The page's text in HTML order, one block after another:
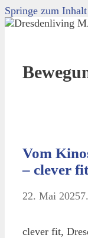
Springe zum Inhalt
Vom
– clever
22. Mai 2025
clever fit,